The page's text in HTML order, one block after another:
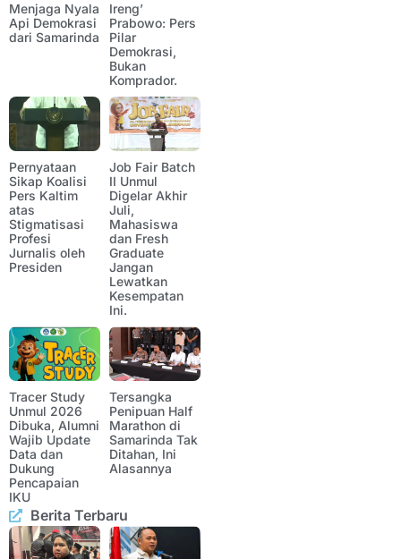
Menjaga Nyala
Api Demokrasi
dari Samarinda
Ireng’
Prabowo: Pers
Pilar
Demokrasi,
Bukan
Komprador.
Pernyataan
Sikap Koalisi
Pers Kaltim
atas
Stigmatisasi
Profesi
Jurnalis oleh
Presiden
Job Fair Batch
II Unmul
Digelar Akhir
Juli,
Mahasiswa
dan Fresh
Graduate
Jangan
Lewatkan
Kesempatan
Ini.
Tracer Study
Unmul 2026
Dibuka, Alumni
Wajib Update
Data dan
Dukung
Pencapaian
IKU
Tersangka
Penipuan Half
Marathon di
Samarinda Tak
Ditahan, Ini
Alasannya
Berita Terbaru